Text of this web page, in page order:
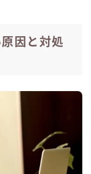
因と対処